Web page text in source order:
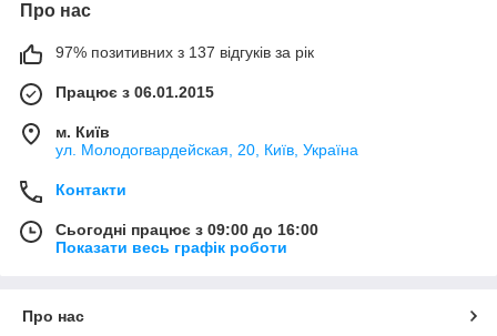
Про нас
97% позитивних з 137 відгуків за рік
Працює з 06.01.2015
м. Київ
ул. Молодогвардейская, 20, Київ, Україна
Контакти
Сьогодні працює з 09:00 до 16:00
Показати весь графік роботи
Про нас